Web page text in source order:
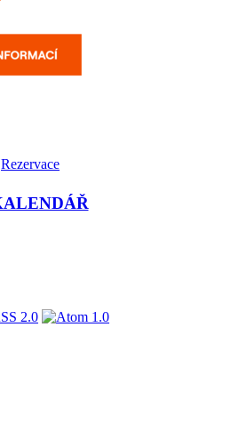
Rezervace